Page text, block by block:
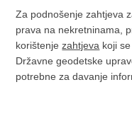
Za podnošenje zahtjeva
prava na nekretninama,
korištenjezahtjeva koji
Državne geodetske
potrebne za davanje